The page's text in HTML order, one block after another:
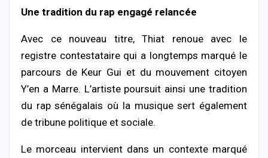
Une tradition du rap engagé relancée
Avec ce nouveau titre, Thiat renoue avec le
registre contestataire qui a longtemps marqué le
parcours de Keur Gui et du mouvement citoyen
Y’en a Marre. L’artiste poursuit ainsi une tradition
du rap sénégalais où la musique sert également
de tribune politique et sociale.
Le morceau intervient dans un contexte marqué